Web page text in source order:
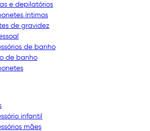
e depilatórios
íntimos
de gravidez
de banho
de banho
infantil
mães